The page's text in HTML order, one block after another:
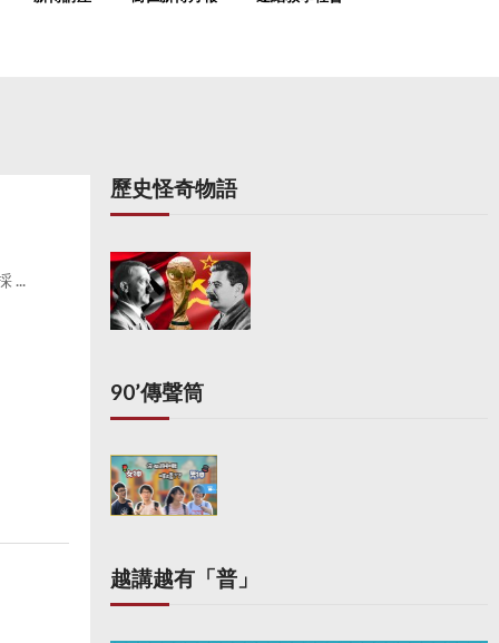
...
歷史怪奇物語
90’傳聲筒
越講越有「普」